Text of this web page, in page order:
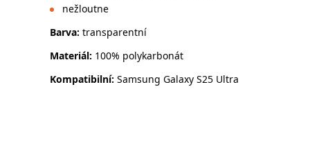
nežloutne
Barva: transparentní
Materiál: 100% polykarbonát
Kompatibilní: Samsung Galaxy S25 Ultra